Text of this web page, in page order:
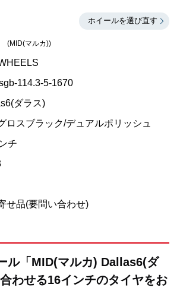
ホイールを選び直す
(MID(マルカ))
114.3-5-1670
ダラス)
ロスブラック/デュアルポリッシュ
チ
せ品(要問い合わせ)
ル「MID(マルカ) Dallas6(ダ
わせる16インチのタイヤをお